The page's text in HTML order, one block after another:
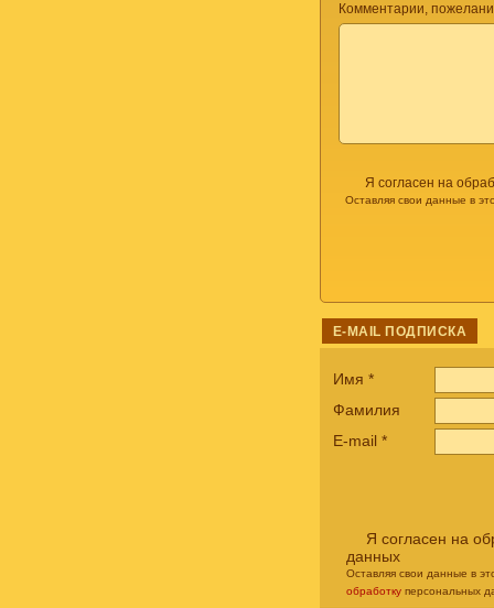
Комментарии,
Я согласен на
Оставляя свои данные в
E-MAIL ПОДПИСКА
Имя *
Фамилия
E-mail *
Я согласен на
данных
Оставляя свои данные в
обработку персональных